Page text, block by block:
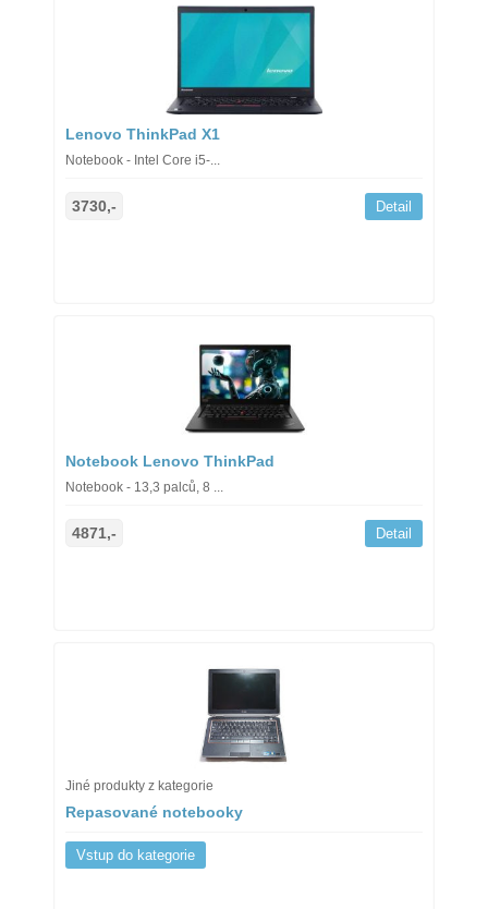
Lenovo ThinkPad X1
Notebook - Intel Core i5-...
3730,- Detail
Notebook Lenovo ThinkPad
Notebook - 13,3 palců, 8 ...
4871,- Detail
Jiné produkty z kategorie
Repasované notebooky
Vstup do kategorie